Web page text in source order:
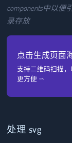
components中以
录存放
点击生成页面
支持二维码扫描
更方便 ~~
处理 svg